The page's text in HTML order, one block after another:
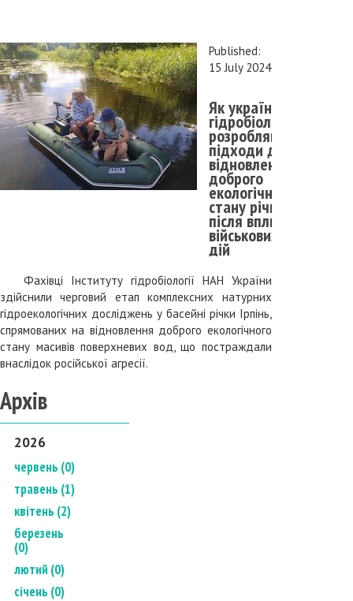
Published:
15 July 2024
Як українські
гідробіологи
розробляють
підходи до
відновлення
доброго
екологічного
стану річкам
після впливу
військових
дій
Фахівці Інституту гідробіології НАН України
здійснили черговий етап комплексних натурних
гідроекологічних досліджень у басейні річки Ірпінь,
спрямованих на відновлення доброго екологічного
стану масивів поверхневих вод, що постраждали
внаслідок російської агресії.
Архів
2026
червень (0)
травень (1)
квітень (2)
березень
(0)
лютий (0)
січень (0)